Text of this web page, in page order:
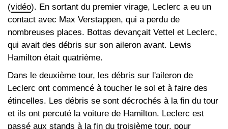
(vidéo). En sortant du premier virage, Leclerc a eu un
contact avec Max Verstappen, qui a perdu de
nombreuses places. Bottas devançait Vettel et Leclerc,
qui avait des débris sur son aileron avant. Lewis
Hamilton était quatrième.
Dans le deuxième tour, les débris sur l'aileron de
Leclerc ont commencé à toucher le sol et à faire des
étincelles. Les débris se sont décrochés à la fin du tour
et ils ont percuté la voiture de Hamilton. Leclerc est
passé aux stands à la fin du troisième tour, pour